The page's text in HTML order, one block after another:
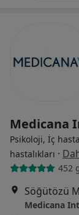
Medicana
Psikoloji, İç
hastalıkları ·
452
Söğütözü
Medicana